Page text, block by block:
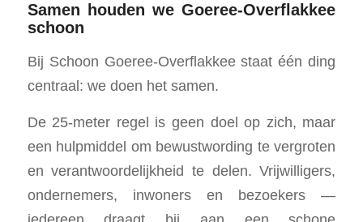
Samen houden we Goeree-Overflakkee
schoon
Bij Schoon Goeree-Overflakkee staat één ding
centraal: we doen het samen.
De 25-meter regel is geen doel op zich, maar
een hulpmiddel om bewustwording te vergroten
en verantwoordelijkheid te delen. Vrijwilligers,
ondernemers, inwoners en bezoekers —